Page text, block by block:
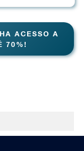
ACESSO A
70%!